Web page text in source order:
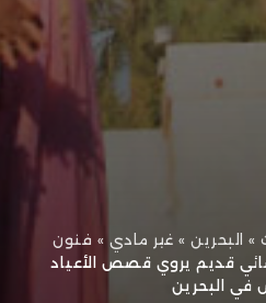
» البحرين» غير مادي » فنون
قديم يروي قصص الأعياد
في البحرين